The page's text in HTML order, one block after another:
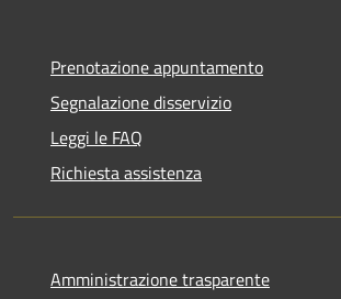
Prenotazione appuntamento
Segnalazione disservizio
Leggi le FAQ
Richiesta assistenza
Amministrazione trasparente